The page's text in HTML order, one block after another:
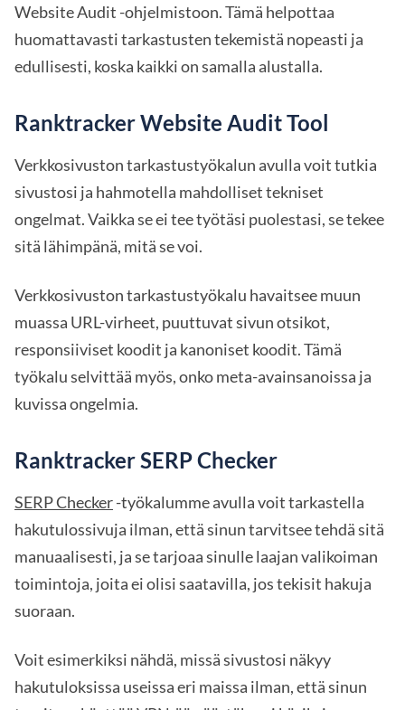
Website Audit -ohjelmistoon. Tämä helpottaa
huomattavasti tarkastusten tekemistä nopeasti ja
edullisesti, koska kaikki on samalla alustalla.
Ranktracker Website Audit Tool
Verkkosivuston tarkastustyökalun avulla voit tutkia
sivustosi ja hahmotella mahdolliset tekniset
ongelmat. Vaikka se ei tee työtäsi puolestasi, se tekee
sitä lähimpänä, mitä se voi.
Verkkosivuston tarkastustyökalu havaitsee muun
muassa URL-virheet, puuttuvat sivun otsikot,
responsiiviset koodit ja kanoniset koodit. Tämä
työkalu selvittää myös, onko meta-avainsanoissa ja
kuvissa ongelmia.
Ranktracker SERP Checker
SERP Checker-työkalumme avulla voit tarkastella
hakutulossivuja ilman, että sinun tarvitsee tehdä sitä
manuaalisesti, ja se tarjoaa sinulle laajan valikoiman
toimintoja, joita ei olisi saatavilla, jos tekisit hakuja
suoraan.
Voit esimerkiksi nähdä, missä sivustosi näkyy
hakutuloksissa useissa eri maissa ilman, että sinun